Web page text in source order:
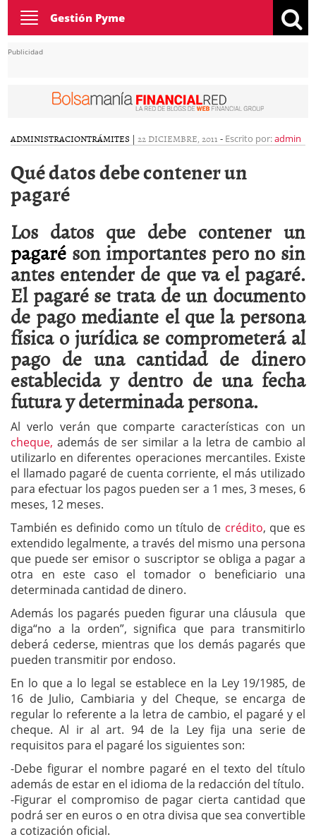
Toggle
navigation
Gestión Pyme
Publicidad
ADMINISTRACIONTRÁMITES | 22 DICIEMBRE, 2011 - Escrito por:admin
Qué datos debe contener un
pagaré
Los datos que debe contener un
pagaré son importantes pero no sin
antes entender de que va el pagaré.
El pagaré se trata de un documento
de pago mediante el que la persona
física o jurídica se comprometerá al
pago de una cantidad de dinero
establecida y dentro de una fecha
futura y determinada persona.
Al verlo verán que comparte características con un
cheque, además de ser similar a la letra de cambio al
utilizarlo en diferentes operaciones mercantiles. Existe
el llamado pagaré de cuenta corriente, el más utilizado
para efectuar los pagos pueden ser a 1 mes, 3 meses, 6
meses, 12 meses.
También es definido como un título de crédito, que es
extendido legalmente, a través del mismo una persona
que puede ser emisor o suscriptor se obliga a pagar a
otra en este caso el tomador o beneficiario una
determinada cantidad de dinero.
Además los pagarés pueden figurar una cláusula que
diga“no a la orden”, significa que para transmitirlo
deberá cederse, mientras que los demás pagarés que
pueden transmitir por endoso.
En lo que a lo legal se establece en la Ley 19/1985, de
16 de Julio, Cambiaria y del Cheque, se encarga de
regular lo referente a la letra de cambio, el pagaré y el
cheque. Al ir al art. 94 de la Ley fija una serie de
requisitos para el pagaré los siguientes son:
-Debe figurar el nombre pagaré en el texto del título
además de estar en el idioma de la redacción del título.
-Figurar el compromiso de pagar cierta cantidad que
podrá ser en euros o en otra divisa que sea convertible
a cotización oficial.